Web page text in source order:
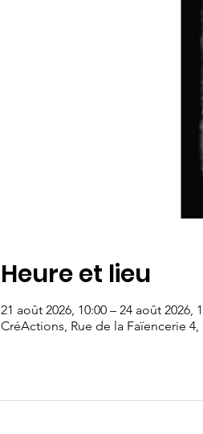
Heure et lieu
21 août 2026, 10:00 – 24 août 2026,
CréActions, Rue de la Faïencerie 4,